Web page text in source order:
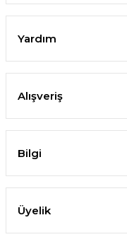
Yardım
Alışveriş
Bilgi
Üyelik